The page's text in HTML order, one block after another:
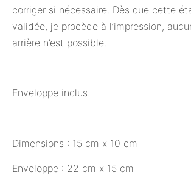
corriger si nécessaire. Dès que cette
validée, je procède à l’impression,
arrière n’est possible.
Enveloppe inclus.
Dimensions : 15 cm x 10 cm
Enveloppe : 22 cm x 15 cm